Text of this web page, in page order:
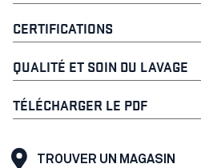
CERTIFICATIONS
QUALITÉ ET SOIN DU LAVAGE
TÉLÉCHARGER LE PDF
TROUVER UN MAGASIN